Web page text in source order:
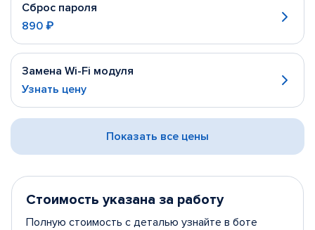
Сброс пароля
890 ₽
Замена Wi-Fi модуля
Узнать цену
Показать все цены
Стоимость указана за работу
Полную стоимость с деталью узнайте в боте